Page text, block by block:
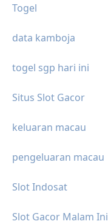
Togel
data kamboja
togel sgp hari ini
Situs Slot Gacor
keluaran macau
pengeluaran macau
Slot Indosat
Slot Gacor Malam Ini